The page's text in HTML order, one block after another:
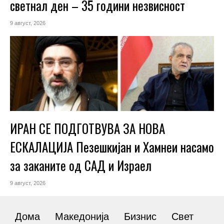
светнал ден – 35 години незвисност
9 август, 2026
ИРАН СЕ ПОДГОТВУВА ЗА НОВА
ЕСКАЛАЦИЈА Пезешкијан и Хамнеи насамо
за заканите од САД и Израел
9 август, 2026
Дома Македонија Бизнис Свет